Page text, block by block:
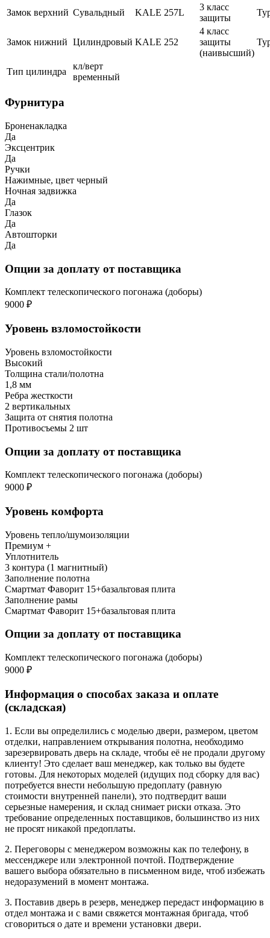
Замок верхний Сувальдный KALE 257L
3 класс
защиты
Замок нижний Цилиндровый KALE 252
4 класс
защиты
(наивысший)
Тип цилиндра
кл/верт
временный
Фурнитура
Броненакладка
Да
Эксцентрик
Да
Ручки
Нажимные, цвет черный
Ночная задвижка
Да
Глазок
Да
Автошторки
Да
Опции за доплату от поставщика
Комплект телескопического погонажа (доборы)
9000 ₽
Уровень взломостойкости
Уровень взломостойкости
Высокий
Толщина стали/полотна
1,8 мм
Ребра жесткости
2 вертикальных
Защита от снятия полотна
Противосъемы 2 шт
Опции за доплату от поставщика
Комплект телескопического погонажа (доборы)
9000 ₽
Уровень комфорта
Уровень тепло/шумоизоляции
Премиум +
Уплотнитель
3 контура (1 магнитный)
Заполнение полотна
Смартмат Фаворит 15+базальтовая плита
Заполнение рамы
Смартмат Фаворит 15+базальтовая плита
Опции за доплату от поставщика
Комплект телескопического погонажа (доборы)
9000 ₽
Информация о способах заказа и оплате
(складская)
1. Если вы определились с моделью двери, размером, цветом
отделки, направлением открывания полотна, необходимо
зарезервировать дверь на складе, чтобы её не продали другому
клиенту! Это сделает ваш менеджер, как только вы будете
готовы. Для некоторых моделей (идущих под сборку для вас)
потребуется внести небольшую предоплату (равную
стоимости внутренней панели), это подтвердит ваши
серьезные намерения, и склад снимает риски отказа. Это
требование определенных поставщиков, большинство из них
не просят никакой предоплаты.
2. Переговоры с менеджером возможны как по телефону, в
мессенджере или электронной почтой. Подтверждение
вашего выбора обязательно в письменном виде, чтоб избежать
недоразумений в момент монтажа.
3. Поставив дверь в резерв, менеджер передаст информацию в
отдел монтажа и с вами свяжется монтажная бригада, чтоб
сговориться о дате и времени установки двери.